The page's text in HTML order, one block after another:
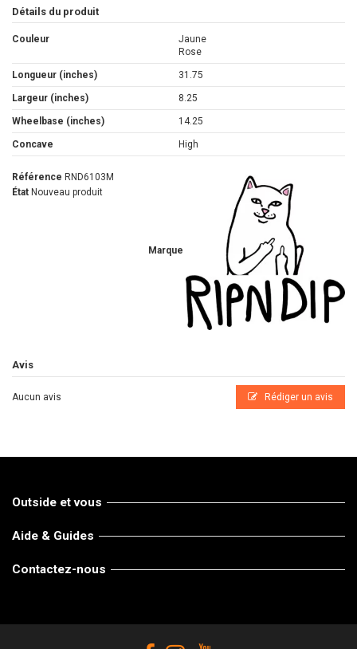
Détails du produit
Couleur
Jaune
Rose
Longueur (inches) 31.75
Largeur (inches) 8.25
Wheelbase (inches) 14.25
Concave High
Marque
Référence RND6103M
État Nouveau produit
Avis
Aucun avis Rédiger un avis
Outside et vous
Aide & Guides
Contactez-nous